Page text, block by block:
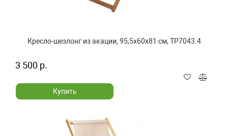
Кресло-шезлонг из акации, 95,5x60x81 см, TP7043.4
3 500 р.
Купить